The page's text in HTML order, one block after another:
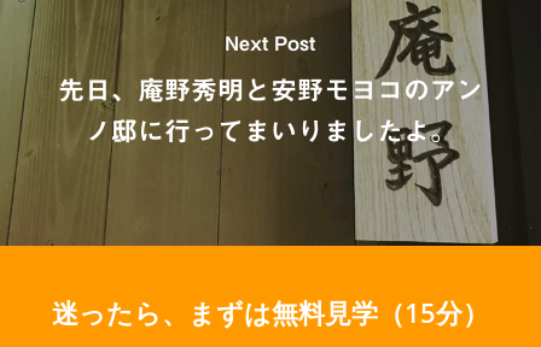
Next Post
先日、庵野秀明と安野モヨコのアン
ノ邸に行ってまいりましたよ。
迷ったら、まずは無料見学（15分）